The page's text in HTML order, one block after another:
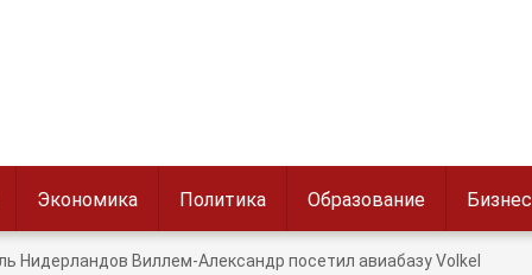
Экономика Политика Образование Бизнес
Нидерландов Виллем-Александр посетил авиабазу Volkel